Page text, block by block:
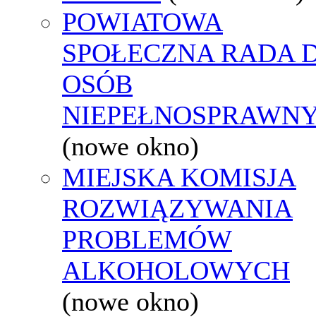
POWIATOWA
SPOŁECZNA RADA
OSÓB
(nowe okno)
MIEJSKA KOMISJA
ROZWIĄZYWANIA
PROBLEMÓW
ALKOHOLOWYCH
(nowe okno)